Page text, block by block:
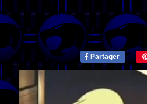
Partager